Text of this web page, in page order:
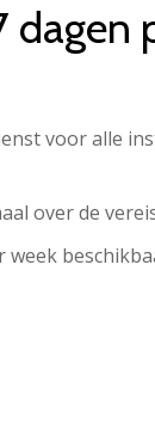
voor alle
over de
week